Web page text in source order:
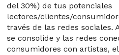
del 30%) de tus potenciales
lectores/clientes/
través de las redes sociales.
se consolide y las redes
consumidores con artistas,